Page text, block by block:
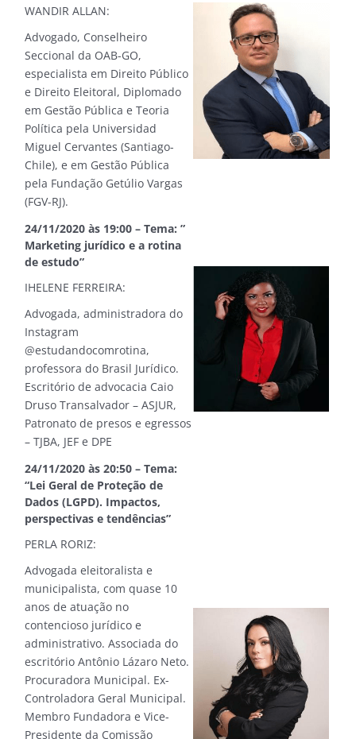
WANDIR ALLAN:
Advogado, Conselheiro
Seccional da OAB-GO,
especialista em Direito Público
e Direito Eleitoral, Diplomado
em Gestão Pública e Teoria
Política pela Universidad
Miguel Cervantes (Santiago-
Chile), e em Gestão Pública
pela Fundação Getúlio Vargas
(FGV-RJ).
24/11/2020 às 19:00 – Tema: ”
Marketing jurídico e a rotina
de estudo”
IHELENE FERREIRA:
Advogada, administradora do
Instagram
@estudandocomrotina,
professora do Brasil Jurídico.
Escritório de advocacia Caio
Druso Transalvador – ASJUR,
Patronato de presos e egressos
– TJBA, JEF e DPE
24/11/2020 às 20:50 – Tema:
“Lei Geral de Proteção de
Dados (LGPD). Impactos,
perspectivas e tendências”
PERLA RORIZ:
Advogada eleitoralista e
municipalista, com quase 10
anos de atuação no
contencioso jurídico e
administrativo. Associada do
escritório Antônio Lázaro Neto.
Procuradora Municipal. Ex-
Controladora Geral Municipal.
Membro Fundadora e Vice-
Presidente da Comissão